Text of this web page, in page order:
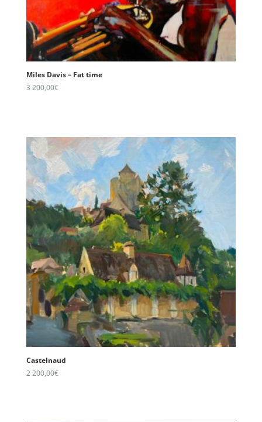
Miles Davis – Fat time
3 200,00€
Castelnaud
2 200,00€